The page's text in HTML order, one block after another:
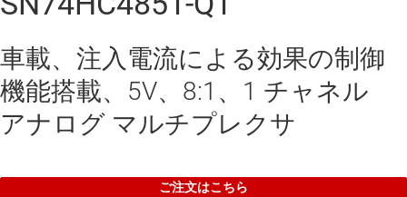
車載、注入電流による効果の制御
機能搭載、5V、8:1、1 チャネル
アナログ マルチプレクサ
ご注文はこちら